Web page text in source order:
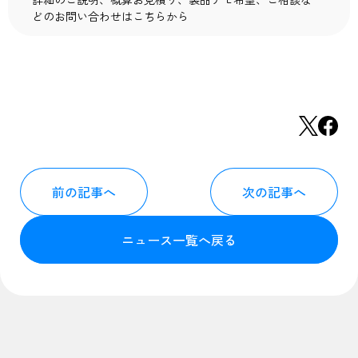
どのお問い合わせはこちらから
前の記事へ 次の記事へ
ニュース一覧へ戻る